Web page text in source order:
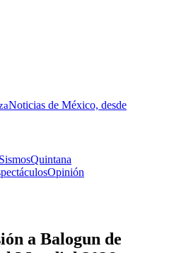
Noticias de México, desde
SismosQuintana
Opinión
a Balogun de